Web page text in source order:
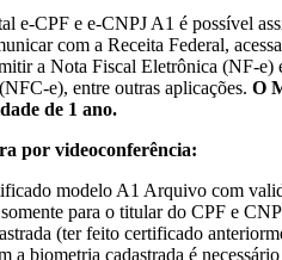
e-CPF e e-CNPJ A1 é possível
com a Receita Federal,
a Nota Fiscal Eletrônica (NF-e)
e), entre outras aplicações. O
de 1 ano.
por videoconferência:
modelo A1 Arquivo com
para o titular do CPF e
(ter feito certificado
a biometria cadastrada é